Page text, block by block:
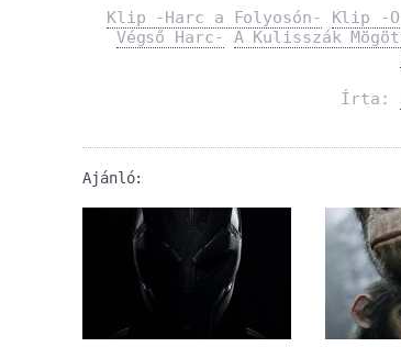
Klip -Harc a Folyosón- Klip -
Végső Harc-
A Kulisszák
Írta:
Ajánló: